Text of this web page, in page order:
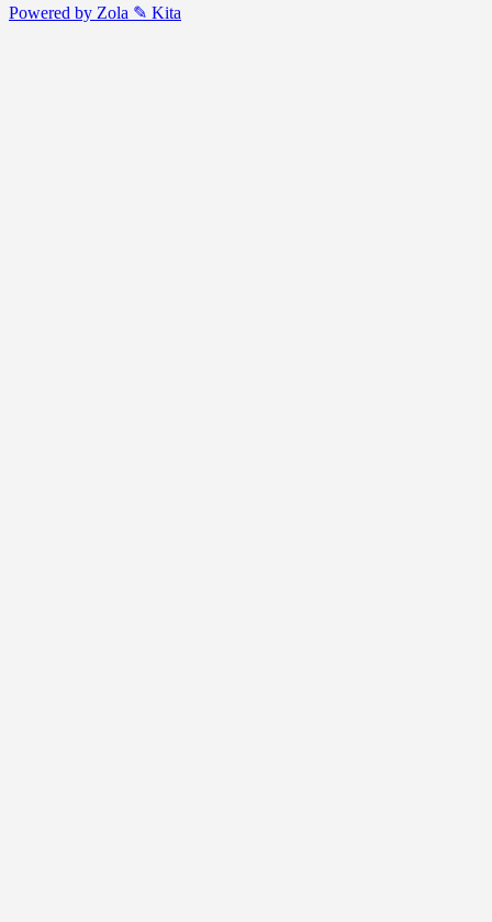
Powered by Zola ✎ Kita